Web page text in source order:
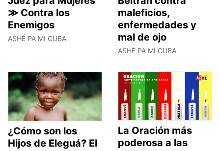
≫ Contra los
Enemigos
ASHÉ PA MI CUBA
maleficios,
enfermedades y
mal de ojo
ASHÉ PA MI CUBA
¿Cómo son los
Hijos de Eleguá? El
La Oración más
poderosa a las